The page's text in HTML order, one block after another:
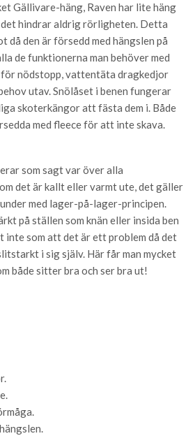
Gällivare-häng, Raven har lite häng
hindrar aldrig rörligheten. Detta
då den är försedd med hängslen på
de funktionerna man behöver med
nödstopp, vattentäta dragkedjor
utav. Snölåset i benen fungerar
skoterkängor att fästa dem i. Både
med fleece för att inte skava.
som sagt var över alla
det är kallt eller varmt ute, det gäller
med lager-på-lager-principen.
på ställen som knän eller insida ben
inte som att det är ett problem då det
i sig själv. Här får man mycket
både sitter bra och ser bra ut!